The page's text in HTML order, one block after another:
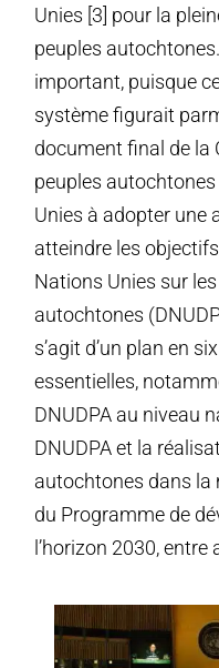
Unies [3] pour la
peuples
important, puisque
système figurait
document final de la
peuples
Unies à adopter une
atteindre les
Nations Unies sur
autochtones
s’agit d’un plan en
essentielles,
DNUDPA au niveau
DNUDPA et la
autochtones dans
du Programme de
l’horizon 2030, entre